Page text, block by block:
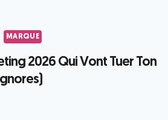
MARQUE
2026 Qui Vont Tuer Ton